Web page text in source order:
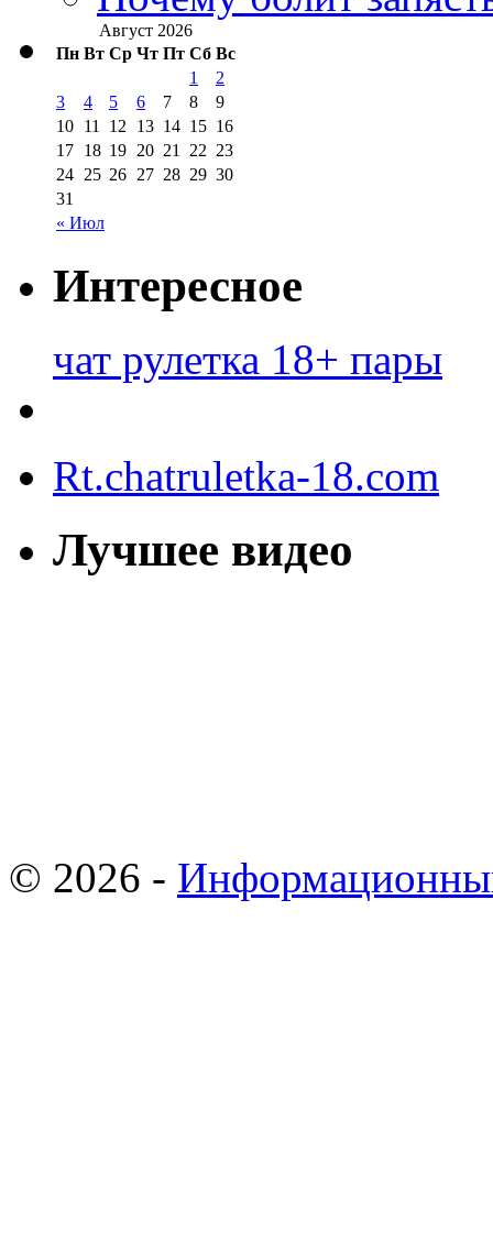
Август 2026
Пн Вт Ср Чт Пт Сб Вс
« Июл
1
2
3
4 5 6 7 8
9
10 11 12 13 14 15 16
17 18 19 20 21 22 23
24 25 26 27 28 29 30
31
Интересное
чат рулетка 18+ пары
Rt.chatruletka-18.com
Лучшее видео
© 2026 -